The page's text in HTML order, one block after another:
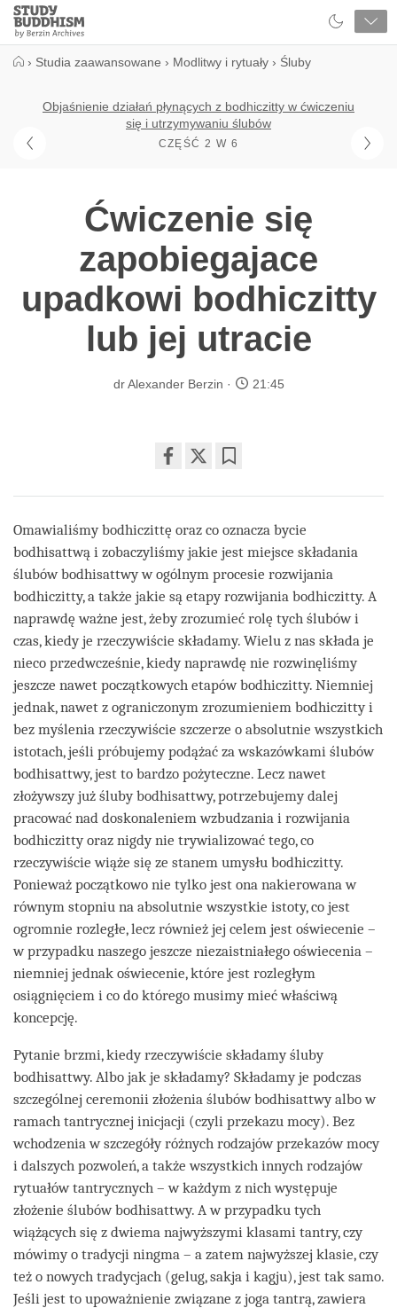
Close
Study
Buddhism
› Studia zaawansowane › Modlitwy i rytuały › Śluby
Objaśnienie działań płynących z bodhiczitty w ćwiczeniu
się i utrzymywaniu ślubów
CZĘŚĆ 2 W 6
Ćwiczenie się
zapobiegajace
upadkowi bodhiczitty
lub jej utracie
dr Alexander Berzin 21:45
on
Omawialiśmy bodhiczittę oraz co oznacza bycie
bodhisattwą i zobaczyliśmy jakie jest miejsce składania
ślubów bodhisattwy w ogólnym procesie rozwijania
bodhiczitty, a także jakie są etapy rozwijania bodhiczitty. A
naprawdę ważne jest, żeby zrozumieć rolę tych ślubów i
czas, kiedy je rzeczywiście składamy. Wielu z nas składa je
nieco przedwcześnie, kiedy naprawdę nie rozwinęliśmy
jeszcze nawet początkowych etapów bodhiczitty. Niemniej
jednak, nawet z ograniczonym zrozumieniem bodhiczitty i
bez myślenia rzeczywiście szczerze o absolutnie wszystkich
istotach, jeśli próbujemy podążać za wskazówkami ślubów
bodhisattwy, jest to bardzo pożyteczne. Lecz nawet
złożywszy już śluby bodhisattwy, potrzebujemy dalej
pracować nad doskonaleniem wzbudzania i rozwijania
bodhiczitty oraz nigdy nie trywializować tego, co
rzeczywiście wiąże się ze stanem umysłu bodhiczitty.
Ponieważ początkowo nie tylko jest ona nakierowana w
równym stopniu na absolutnie wszystkie istoty, co jest
ogromnie rozległe, lecz również jej celem jest oświecenie –
w przypadku naszego jeszcze niezaistniałego oświecenia –
niemniej jednak oświecenie, które jest rozległym
osiągnięciem i co do którego musimy mieć właściwą
koncepcję.
Pytanie brzmi, kiedy rzeczywiście składamy śluby
bodhisattwy. Albo jak je składamy? Składamy je podczas
szczególnej ceremonii złożenia ślubów bodhisattwy albo w
ramach tantrycznej inicjacji (czyli przekazu mocy). Bez
wchodzenia w szczegóły różnych rodzajów przekazów mocy
i dalszych pozwoleń, a także wszystkich innych rodzajów
rytuałów tantrycznych – w każdym z nich występuje
złożenie ślubów bodhisattwy. A w przypadku tych
wiążących się z dwiema najwyższymi klasami tantry, czy
mówimy o tradycji ningma – a zatem najwyższej klasie, czy
też o nowych tradycjach (gelug, sakja i kagju), jest tak samo.
Jeśli jest to upoważnienie związane z joga tantrą, zawiera